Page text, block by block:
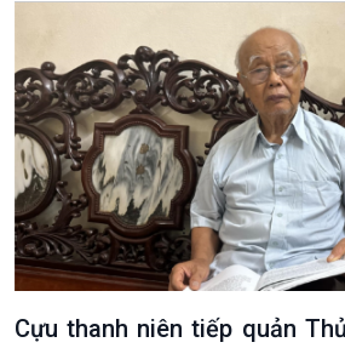
Cựu thanh niên tiếp quản